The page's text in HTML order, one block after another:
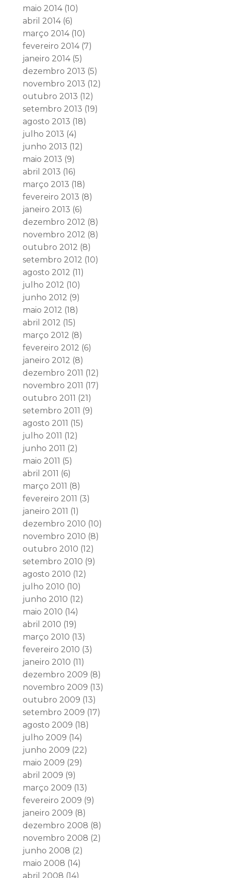
maio 2014(10)
abril 2014(6)
março 2014(10)
fevereiro 2014(7)
janeiro 2014(5)
dezembro 2013 (5)
novembro 2013 (12)
outubro 2013 (12)
setembro 2013 (19)
agosto 2013 (18)
julho 2013 (4)
junho 2013 (12)
maio 2013 (9)
abril 2013 (16)
março 2013 (18)
fevereiro 2013 (8)
janeiro 2013 (6)
dezembro 2012 (8)
novembro 2012 (8)
outubro 2012 (8)
setembro 2012 (10)
agosto 2012 (11)
julho 2012 (10)
junho 2012 (9)
maio 2012 (18)
abril 2012 (15)
março 2012 (8)
fevereiro 2012 (6)
janeiro 2012 (8)
dezembro 2011 (12)
novembro 2011 (17)
outubro 2011 (21)
setembro 2011 (9)
agosto 2011 (15)
julho 2011 (12)
junho 2011 (2)
maio 2011 (5)
abril 2011 (6)
março 2011 (8)
fevereiro 2011 (3)
janeiro 2011 (1)
dezembro 2010 (10)
novembro 2010 (8)
outubro 2010 (12)
setembro 2010 (9)
agosto 2010 (12)
julho 2010 (10)
junho 2010 (12)
maio 2010 (14)
abril 2010 (19)
março 2010 (13)
fevereiro 2010 (3)
janeiro 2010 (11)
dezembro 2009 (8)
novembro 2009 (13)
outubro 2009 (13)
setembro 2009 (17)
agosto 2009 (18)
julho 2009 (14)
junho 2009 (22)
maio 2009 (29)
abril 2009 (9)
março 2009 (13)
fevereiro 2009 (9)
janeiro 2009 (8)
dezembro 2008 (8)
novembro 2008 (2)
junho 2008 (2)
maio 2008 (14)
abril 2008 (14)